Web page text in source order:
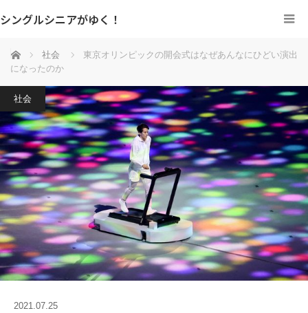
シングルシニアがゆく！
ホーム 社会
東京オリンピックの開会式はなぜあんなにひどい演出
になったのか
社会
2021.07.25